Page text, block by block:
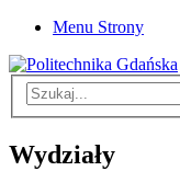
Menu Strony
Wydziały